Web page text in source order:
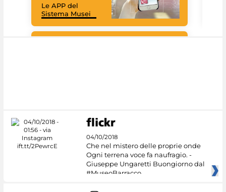
Le APP del
Sistema Musei
04/10/2018
Che nel mistero delle proprie onde
Ogni terrena voce fa naufragio. -
Giuseppe Ungaretti Buongiorno dal
#MuseoBarracco